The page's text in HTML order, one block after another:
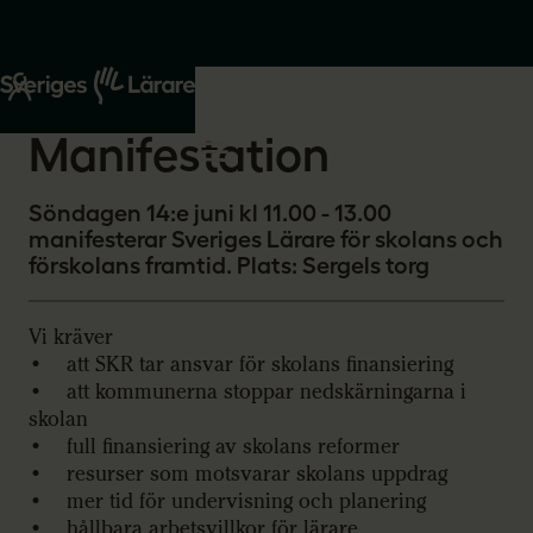
Start
Om oss
2026-06-03
Manifestation
Söndagen 14:e juni kl 11.00 - 13.00
manifesterar Sveriges Lärare för skolans och
förskolans framtid. Plats: Sergels torg
Vi kräver
• att SKR tar ansvar för skolans finansiering
• att kommunerna stoppar nedskärningarna i
skolan
• full finansiering av skolans reformer
• resurser som motsvarar skolans uppdrag
• mer tid för undervisning och planering